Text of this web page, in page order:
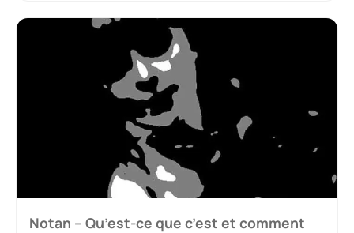
Notan – Qu’est-ce que c’est et comment